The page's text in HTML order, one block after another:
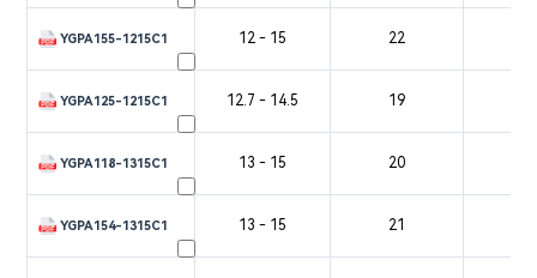
YGPA155-1215C1 12 - 15 22
YGPA125-1215C1 12.7 - 14.5 19
YGPA118-1315C1 13 - 15 20
YGPA154-1315C1 13 - 15 21